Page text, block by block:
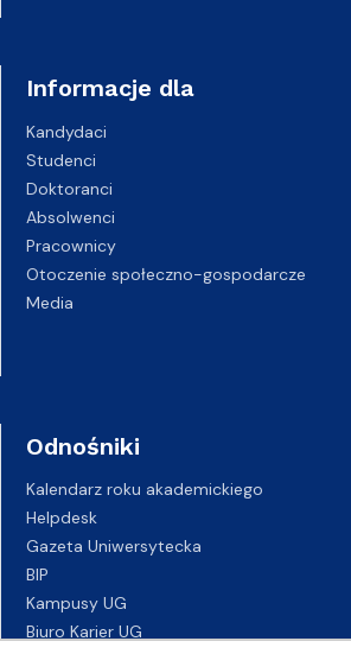
Informacje dla
Kandydaci
Studenci
Doktoranci
Absolwenci
Pracownicy
Otoczenie społeczno-gospodarcze
Media
Odnośniki
Kalendarz roku akademickiego
Helpdesk
Gazeta Uniwersytecka
BIP
Kampusy UG
Biuro Karier UG